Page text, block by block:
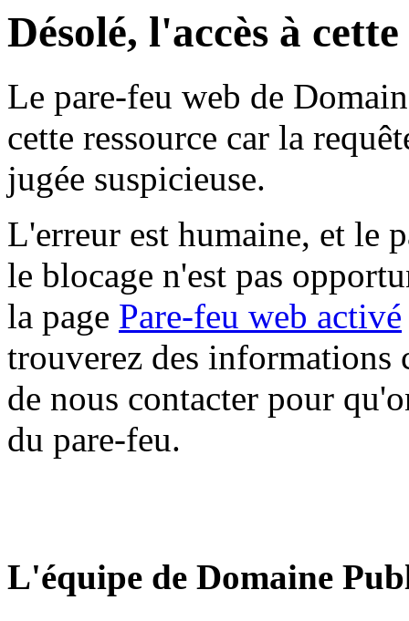
Désolé, l'accès à
Le pare-feu web de
cette ressource car la
jugée suspicieuse.
L'erreur est humaine, et le
le blocage n'est pas
la page Pare-feu web activé
trouverez des informations
de nous contacter pour
du pare-feu.
L'équipe de Domaine